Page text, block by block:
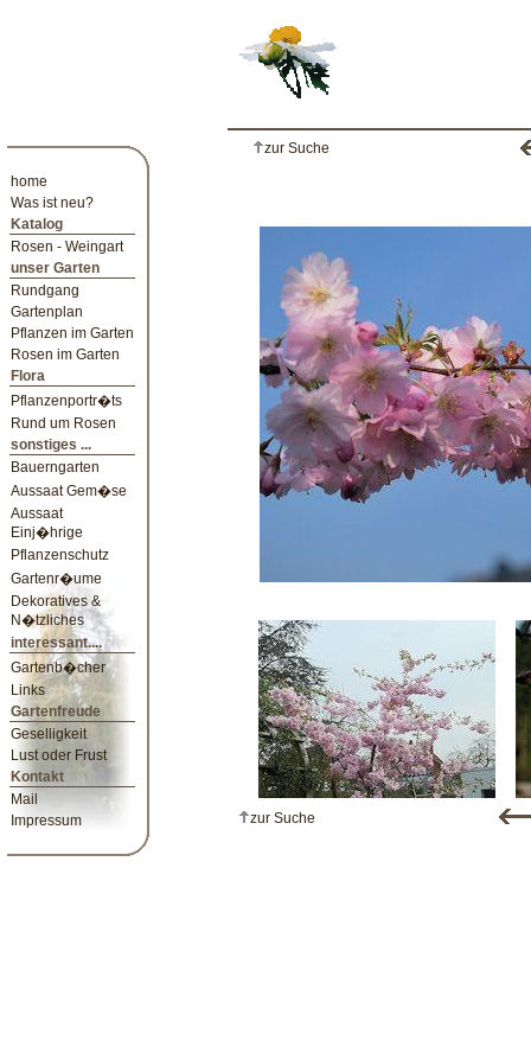
home
Was ist neu?
Katalog
Rosen - Weingart
unser Garten
Rundgang
Gartenplan
Pflanzen im Garten
Rosen im Garten
Flora
Pflanzenportr�ts
Rund um Rosen
sonstiges ...
Bauerngarten
Aussaat Gem�se
Aussaat
Einj�hrige
Pflanzenschutz
Gartenr�ume
Dekoratives &
N�tzliches
interessant....
Gartenb�cher
Links
Gartenfreude
Geselligkeit
Lust oder Frust
Kontakt
Mail
Impressum
zur Suche
zur Suche